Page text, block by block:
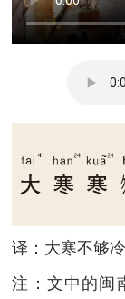
译：大寒不够
注：文中的闽